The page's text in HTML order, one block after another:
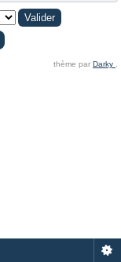
thème par Darky